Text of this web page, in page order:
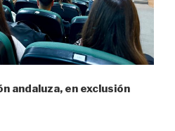
andaluza, en exclusión